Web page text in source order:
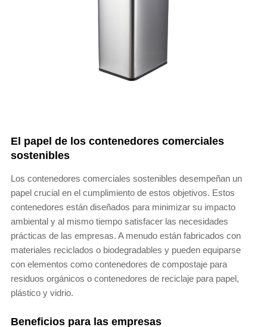
El papel de los contenedores comerciales
sostenibles
Los contenedores comerciales sostenibles desempeñan un
papel crucial en el cumplimiento de estos objetivos. Estos
contenedores están diseñados para minimizar su impacto
ambiental y al mismo tiempo satisfacer las necesidades
prácticas de las empresas. A menudo están fabricados con
materiales reciclados o biodegradables y pueden equiparse
con elementos como contenedores de compostaje para
residuos orgánicos o contenedores de reciclaje para papel,
plástico y vidrio.
Beneficios para las empresas